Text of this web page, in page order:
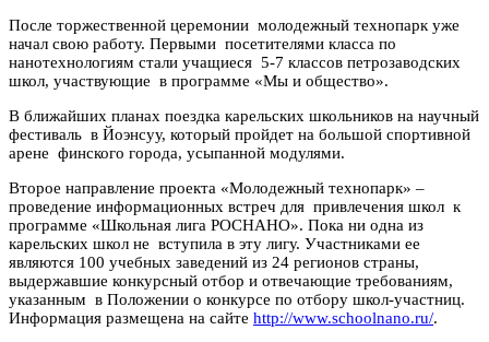
После торжественной церемонии молодежный технопарк уже
начал свою работу. Первыми посетителями класса по
нанотехнологиям стали учащиеся 5-7 классов петрозаводских
школ, участвующие в программе «Мы и общество».
В ближайших планах поездка карельских школьников на научный
фестиваль в Йоэнсуу, который пройдет на большой спортивной
арене финского города, усыпанной модулями.
Второе направление проекта «Молодежный технопарк» –
проведение информационных встреч для привлечения школ к
программе «Школьная лига РОСНАНО». Пока ни одна из
карельских школ не вступила в эту лигу. Участниками ее
являются 100 учебных заведений из 24 регионов страны,
выдержавшие конкурсный отбор и отвечающие требованиям,
указанным в Положении о конкурсе по отбору школ-участниц.
Информация размещена на сайте http://www.schoolnano.ru/.